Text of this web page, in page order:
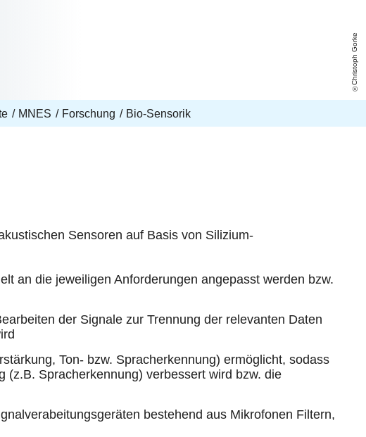
Christoph Gorke
MNES Forschung Bio-Sensorik
Sensoren auf Basis von Silizium-
an die jeweiligen Anforderungen angepasst werden bzw.
der Signale zur Trennung der relevanten Daten
Ton- bzw. Spracherkennung) ermöglicht, sodass
Spracherkennung) verbessert wird bzw. die
bestehend aus Mikrofonen Filtern,